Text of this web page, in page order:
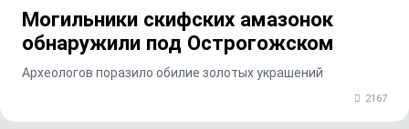
Могильники скифских амазонок
обнаружили под Острогожском
Археологов поразило обилие золотых украшений
2167